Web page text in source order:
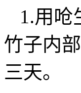
1.用呛
竹子内
三天。